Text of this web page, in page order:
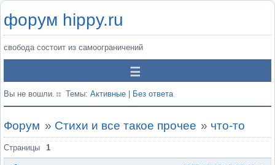
форум hippy.ru
свобода состоит из самоограничений
Вы не вошли. Темы: Активные Без ответа
Форум » Стихи и все такое прочее » что-то
Страницы 1